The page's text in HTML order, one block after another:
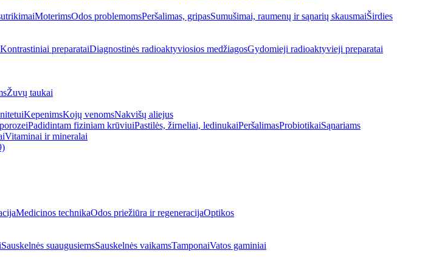
MoterimsOdos problemomsPeršalimas, gripasSumušimai, raumenų ir sąnarių skausmaiŠirdies
Kontrastiniai preparataiDiagnostinės radioaktyviosios medžiagosGydomieji radioaktyvieji preparatai
Žuvų taukai
KepenimsKojų venomsNakvišų aliejus
Padidintam fiziniam krūviuiPastilės, žirneliai, ledinukaiPeršalimasProbiotikaiSąnariams
Vitaminai ir mineralai
Medicinos technikaOdos priežiūra ir regeneracijaOptikos
Sauskelnės suaugusiemsSauskelnės vaikamsTamponaiVatos gaminiai